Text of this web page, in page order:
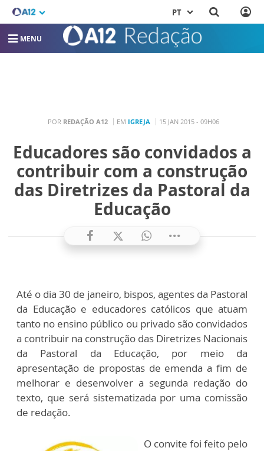
PT
MENU
POR REDAÇÃO A12 EM IGREJA 15 JAN 2015 - 09H06
Educadores são convidados a
contribuir com a construção
das Diretrizes da Pastoral da
Educação
Até o dia 30 de janeiro, bispos, agentes da Pastoral
da Educação e educadores católicos que atuam
tanto no ensino público ou privado são convidados
a contribuir na construção das Diretrizes Nacionais
da Pastoral da Educação, por meio da
apresentação de propostas de emenda a fim de
melhorar e desenvolver a segunda redação do
texto, que será sistematizada por uma comissão
de redação.
O convite foi feito pelo